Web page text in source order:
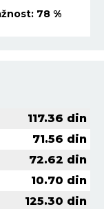
78 %
117.36 din
71.56 din
72.62 din
10.70 din
125.30 din